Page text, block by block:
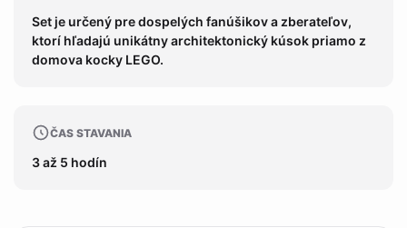
Set je určený pre dospelých fanúšikov a zberateľov,
ktorí hľadajú unikátny architektonický kúsok priamo z
domova kocky LEGO.
ČAS STAVANIA
3 až 5 hodín